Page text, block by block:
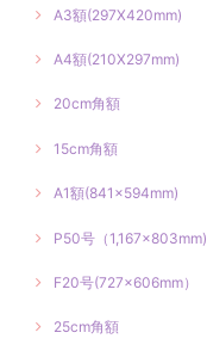
A3額(297X420mm)
A4額(210X297mm)
20cm角額
15cm角額
A1額(841×594mm)
P50号（1,167×803mm)
F20号(727×606mm）
25cm角額